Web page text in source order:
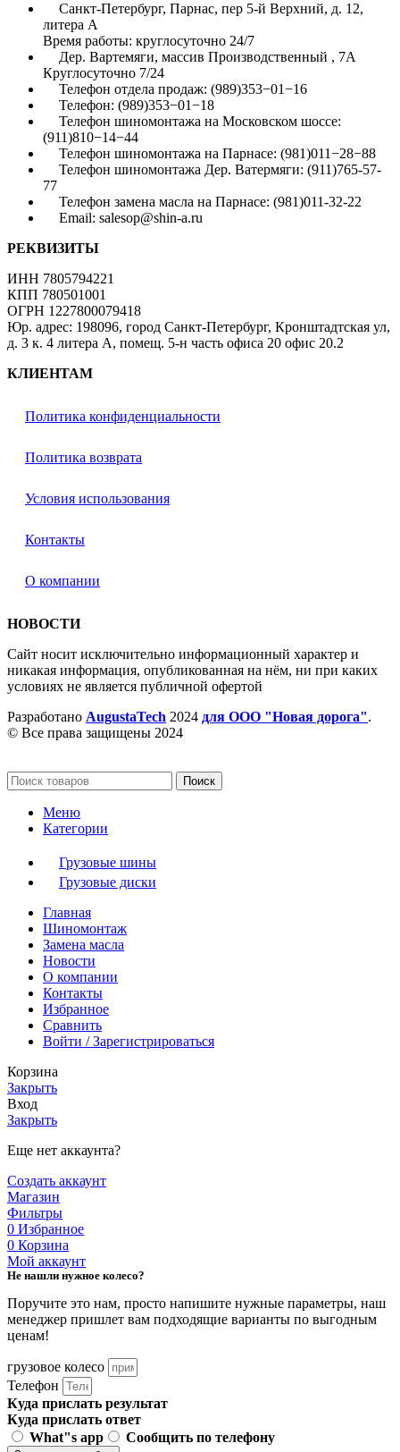
Санкт-Петербург, Парнас, пер 5-й Верхний, д. 12,
литера А
Время работы: круглосуточно 24/7
Дер. Вартемяги, массив Производственный , 7А
Круглосуточно 7/24
Телефон отдела продаж: (989)353−01−16
Телефон: (989)353−01−18
Телефон шиномонтажа на Московском шоссе:
(911)810−14−44
Телефон шиномонтажа на Парнасе: (981)011−28−88
Телефон шиномонтажа Дер. Ватермяги: (911)765-57-
77
Телефон замена масла на Парнасе: (981)011-32-22
Email: salesop@shin-a.ru
РЕКВИЗИТЫ
ИНН 7805794221
КПП 780501001
ОГРН 1227800079418
Юр. адрес: 198096, город Санкт-Петербург, Кронштадтская ул,
д. 3 к. 4 литера А, помещ. 5-н часть офиса 20 офис 20.2
КЛИЕНТАМ
Политика конфиденциальности
Политика возврата
Условия использования
Контакты
О компании
НОВОСТИ
Сайт носит исключительно информационный характер и
никакая информация, опубликованная на нём, ни при каких
условиях не является публичной офертой
Разработано AugustaTech 2024 для ООО "Новая дорога".
© Все права защищены 2024
Поиск
Меню
Категории
Грузовые шины
Грузовые диски
Главная
Шиномонтаж
Замена масла
Новости
О компании
Контакты
Избранное
Сравнить
Войти / Зарегистрироваться
Корзина
Закрыть
Вход
Закрыть
Еще нет аккаунта?
Создать аккаунт
Магазин
Фильтры
0 Избранное
0 Корзина
Мой аккаунт
Не нашли нужное колесо?
Поручите это нам, просто напишите нужные параметры, наш
менеджер пришлет вам подходящие варианты по выгодным
ценам!
грузовое колесо
Телефон
Куда прислать результат
Куда прислать ответ
What"s app
Сообщить по телефону